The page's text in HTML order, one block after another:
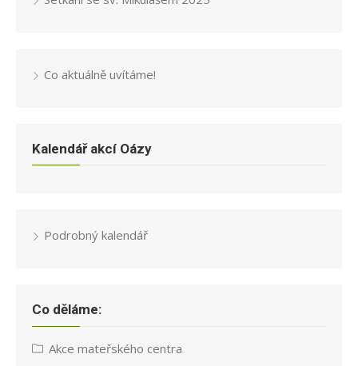
Co aktuálně uvítáme!
Kalendář akcí Oázy
Podrobný kalendář
Co děláme:
Akce mateřského centra